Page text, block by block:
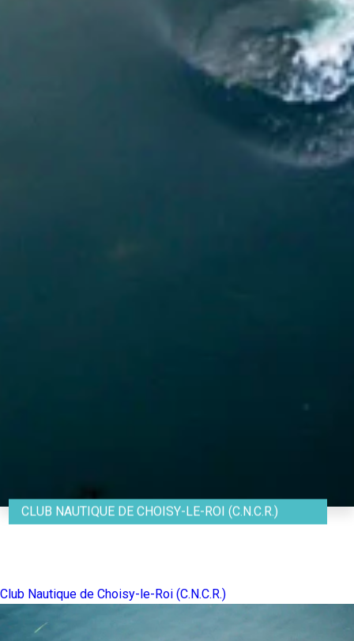
CLUB NAUTIQUE DE CHOISY-LE-ROI (C.N.C.R.)
Club Nautique de Choisy-le-Roi (C.N.C.R.)